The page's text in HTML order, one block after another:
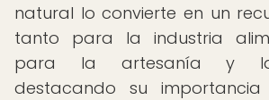
natural lo convierte en un
tanto para la industria
para la artesanía y la
destacando su